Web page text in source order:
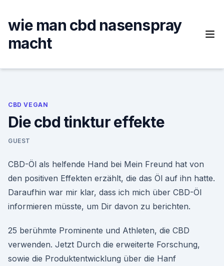
content
wie man cbd nasenspray
macht
CBD VEGAN
Die cbd tinktur effekte
GUEST
CBD-Öl als helfende Hand bei Mein Freund hat von
den positiven Effekten erzählt, die das Öl auf ihn hatte.
Daraufhin war mir klar, dass ich mich über CBD-Öl
informieren müsste, um Dir davon zu berichten.
25 berühmte Prominente und Athleten, die CBD
verwenden. Jetzt Durch die erweiterte Forschung,
sowie die Produktentwicklung über die Hanf